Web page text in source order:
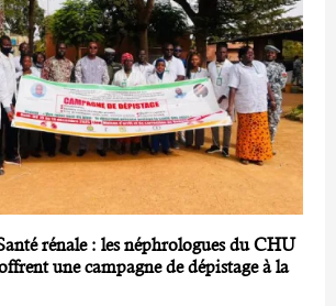
rénale : les néphrologues du CHU
une campagne de dépistage à la